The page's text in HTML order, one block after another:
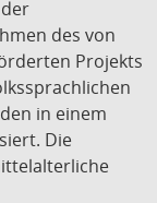
des von
Projekts
in einem
Die